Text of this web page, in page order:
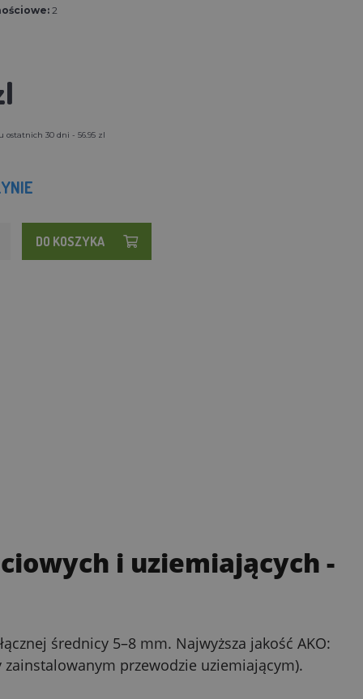
2
ostatnich 30 dni - 56.95 zl
DO KOSZYKA
i uziemiających -
średnicy 5–8 mm. Najwyższa jakość AKO:
przewodzie uziemiającym).